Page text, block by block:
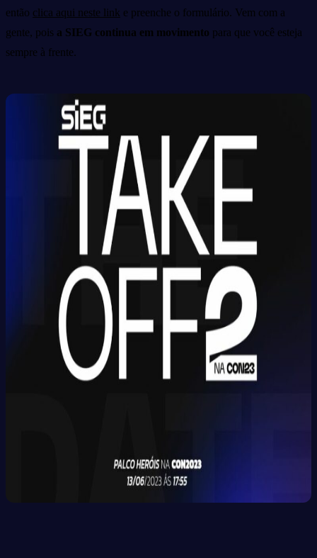
então clica aqui neste link e preenche o formulário. Vem com a
gente, pois a SIEG continua em movimento para que você esteja
sempre à frente.